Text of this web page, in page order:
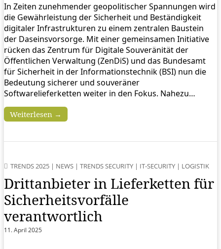
In Zeiten zunehmender geopolitischer Spannungen wird
die Gewährleistung der Sicherheit und Beständigkeit
digitaler Infrastrukturen zu einem zentralen Baustein
der Daseinsvorsorge. Mit einer gemeinsamen Initiative
rücken das Zentrum für Digitale Souveränität der
Öffentlichen Verwaltung (ZenDiS) und das Bundesamt
für Sicherheit in der Informationstechnik (BSI) nun die
Bedeutung sicherer und souveräner
Softwarelieferketten weiter in den Fokus. Nahezu…
Weiterlesen →
TRENDS 2025 | NEWS | TRENDS SECURITY | IT-SECURITY | LOGISTIK
Drittanbieter in Lieferketten für
Sicherheitsvorfälle
verantwortlich
11. April 2025